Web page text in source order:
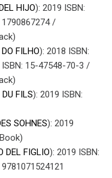
HIJO): 2019 ISBN:
/
FILHO): 2018 ISBN:
15-47548-70-3 /
DU FILS): 2019 ISBN:
SOHNES): 2019
DEL FIGLIO): 2019 ISBN: